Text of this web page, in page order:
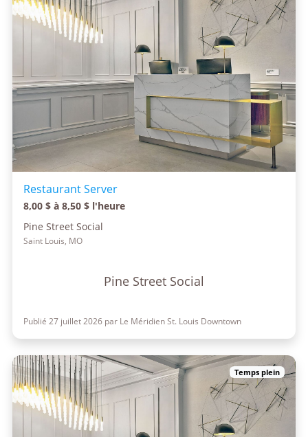
Restaurant Server
8,00 $ à 8,50 $ l'heure
Pine Street Social
Saint Louis, MO
Pine Street Social
Publié 27 juillet 2026 par Le Méridien St. Louis Downtown
Temps plein